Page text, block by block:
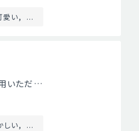
愛い ...
用いただ…
しい ...